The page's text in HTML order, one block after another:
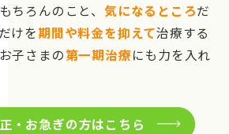
ちろんのこと、 気になるところだ
だけを期間や料金を抑えて治療する
子さまの第一期治療にも力を入れ
・お急ぎの方はこちら